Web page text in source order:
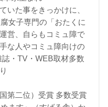
いた事をきっかけに、
女子専門の「おたくに
営、自らもコミュ障で
な人やコミュ障向けの
・TV・WEB取材多数
第二位）受賞 多数受賞